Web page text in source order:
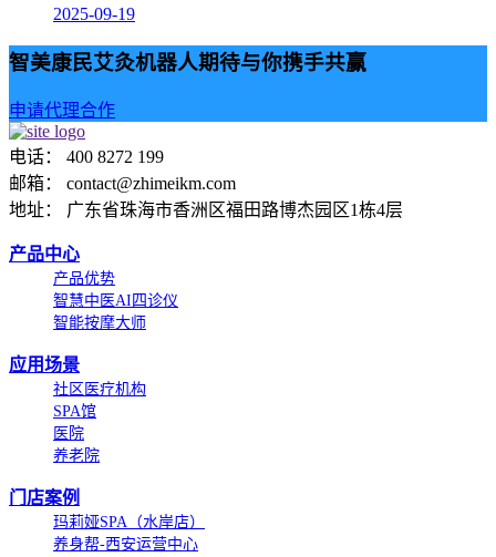
2025-09-19
智美康民艾灸机器人期待与你携手共赢
申请代理合作
电话： 400 8272 199
邮箱： contact@zhimeikm.com
地址： 广东省珠海市香洲区福田路博杰园区1栋4层
产品中心
产品优势
智慧中医AI四诊仪
智能按摩大师
应用场景
社区医疗机构
SPA馆
医院
养老院
门店案例
玛莉娅SPA（水岸店）
养身帮-西安运营中心